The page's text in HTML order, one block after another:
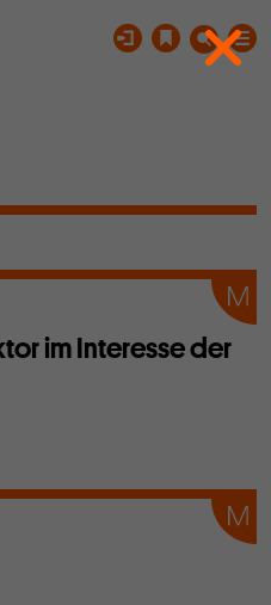
im Interesse der